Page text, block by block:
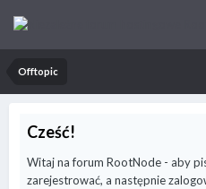
Offtopic
Cześć!
Witaj na forum RootNode - aby
zarejestrować, a następnie